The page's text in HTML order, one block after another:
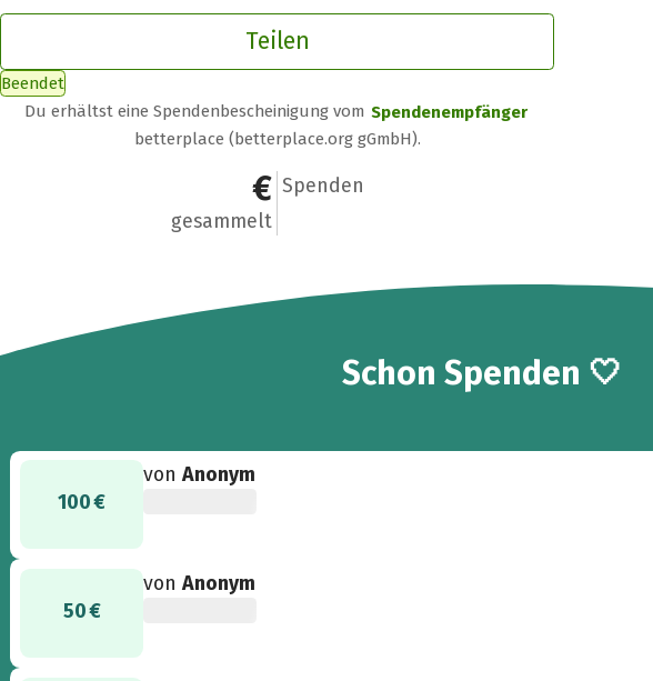
Teilen
Beendet
Du erhältst eine Spendenbescheinigung vom Spendenempfänger
betterplace (betterplace.org gGmbH).
900 €
gesammelt
10
Spenden
Schon10
Spenden 🤍
100 €
vonAnonym
50 €
vonAnonym